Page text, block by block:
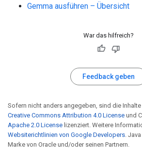
Gemma ausführen – Übersicht
War das hilfreich?
Feedback geben
Sofern nicht anders angegeben, sind die
Creative Commons Attribution 4.0 License und
Apache 2.0 License lizenziert. Weitere
Websiterichtlinien von Google Developers.
Marke von Oracle und/oder seinen Partnern.